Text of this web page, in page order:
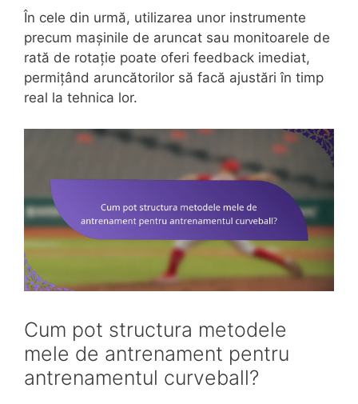
În cele din urmă, utilizarea unor instrumente
precum mașinile de aruncat sau monitoarele de
rată de rotație poate oferi feedback imediat,
permițând aruncătorilor să facă ajustări în timp
real la tehnica lor.
Cum pot structura metodele
mele de antrenament pentru
antrenamentul curveball?